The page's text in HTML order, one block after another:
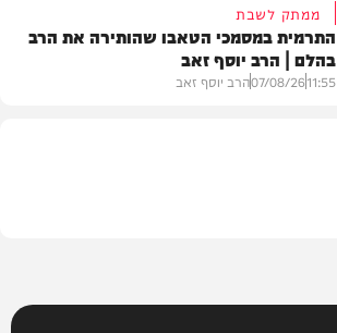
ממתק לשבת
התרמית במסמכי הטאבו שהותירה את הרב
בהלם | הרב יוסף זאב
11:55
07/08/26הרב יוסף זאב